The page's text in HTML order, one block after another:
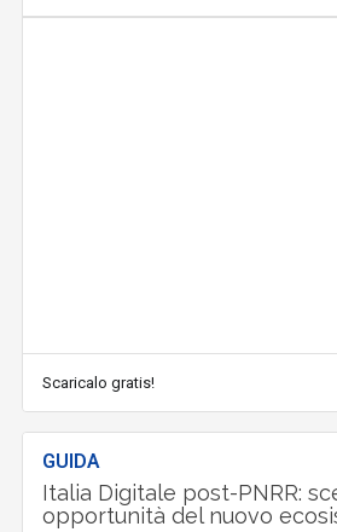
Scaricalo gratis!
GUIDA
Italia Digitale post-PNRR:
opportunità del nuovo